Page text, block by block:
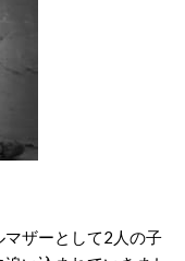
ザーとして2人の子